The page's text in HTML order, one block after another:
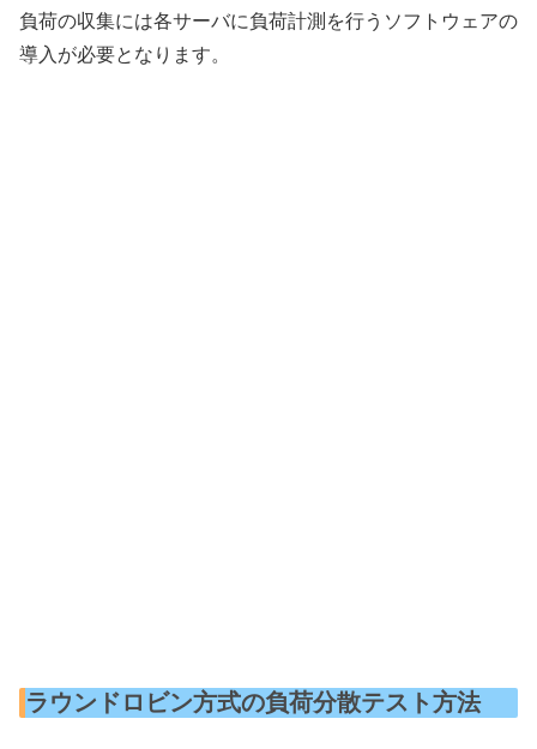
負荷の収集には各サーバに負荷計測を行うソフトウェアの
導入が必要となります。
ラウンドロビン方式の負荷分散テスト方法